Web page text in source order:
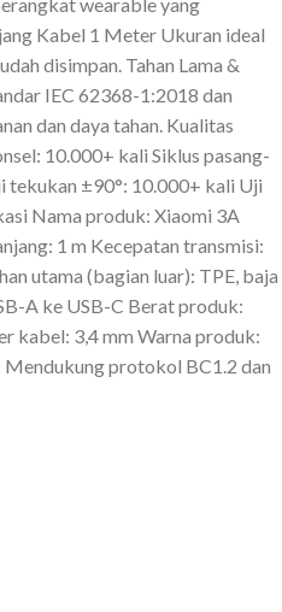
Kabel 1 Meter Ukuran ideal
disimpan. Tahan Lama &
IEC 62368-1:2018 dan
dan daya tahan. Kualitas
10.000+ kali Siklus pasang-
tekukan ±90°: 10.000+ kali Uji
Nama produk: Xiaomi 3A
1 m Kecepatan transmisi:
utama (bagian luar): TPE, baja
A ke USB-C Berat produk:
kabel: 3,4 mm Warna produk:
protokol BC1.2 dan